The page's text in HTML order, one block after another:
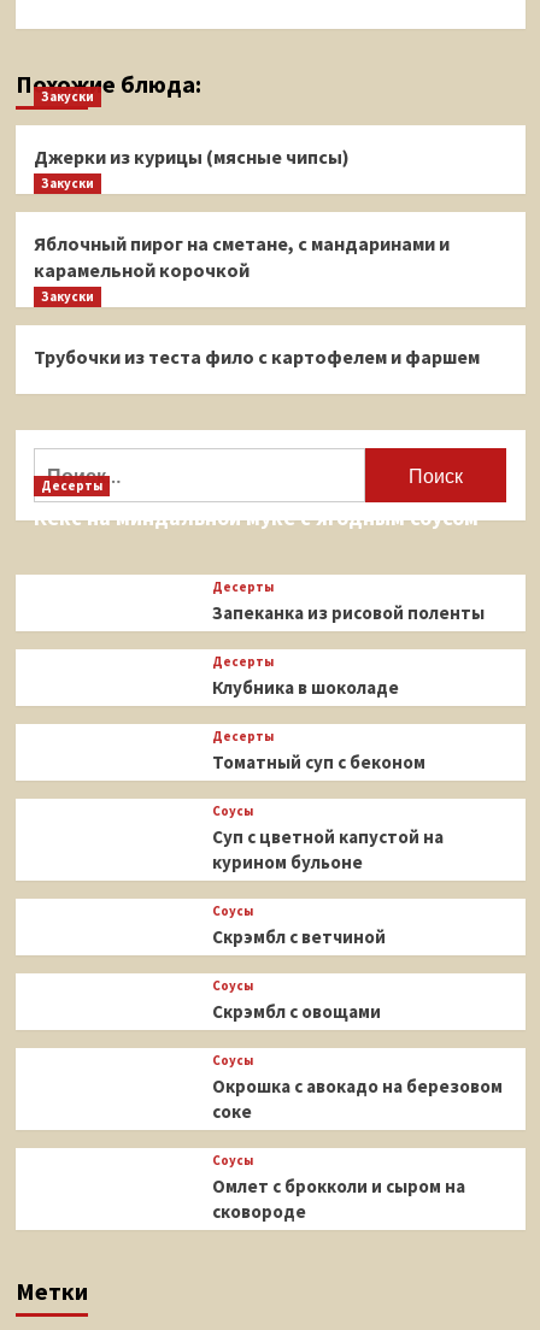
Похожие блюда:
Закуски
Джерки из курицы (мясные чипсы)
Закуски
Яблочный пирог на сметане, с мандаринами и
карамельной корочкой
Закуски
Трубочки из теста фило с картофелем и фаршем
Десерты
Кекс на миндальной муке с ягодным соусом
Десерты
Запеканка из рисовой поленты
Десерты
Клубника в шоколаде
Десерты
Томатный суп с беконом
Соусы
Суп с цветной капустой на
курином бульоне
Соусы
Скрэмбл с ветчиной
Соусы
Скрэмбл с овощами
Соусы
Окрошка с авокадо на березовом
соке
Соусы
Омлет с брокколи и сыром на
сковороде
Метки